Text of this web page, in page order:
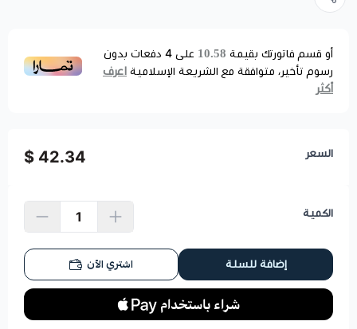
أو قسم فاتورتك بقيمة 10.58 على 4 دفعات بدون
رسوم تأخير، متوافقة مع الشريعة الإسلامية اعرف
أكثر
السعر 42.34 $
الكمية
إضافة للسلة اشتري الآن